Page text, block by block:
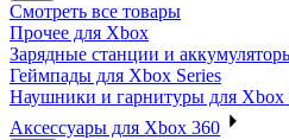
Смотреть все товары
Прочее для Xbox
Зарядные станции и
Геймпады для Xbox Series
Наушники и гарнитуры для Xbox
Аксессуары для Xbox 360